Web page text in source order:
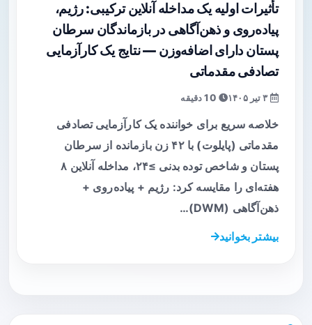
تأثیرات اولیه یک مداخله آنلاین ترکیبی: رژیم،
پیاده‌روی و ذهن‌آگاهی در بازماندگان سرطان
پستان دارای اضافه‌وزن — نتایج یک کارآزمایی
تصادفی مقدماتی
خلاصه سریع برای خواننده یک کارآزمایی تصادفی
مقدماتی (پایلوت) با ۴۲ زن بازمانده از سرطان
پستان و شاخص توده بدنی ≥۲۴، مداخله آنلاین ۸
هفته‌ای را مقایسه کرد: رژیم + پیاده‌روی +
ذهن‌آگاهی (DWM)…
بیشتر بخوانید